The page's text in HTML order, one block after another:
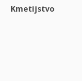
Kmetijstvo